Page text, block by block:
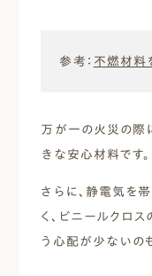
参考： 不燃材料
万が一の火災の際
きな安心材料です。
さらに、静電気を
く、ビニールクロ
う心配が少ないの